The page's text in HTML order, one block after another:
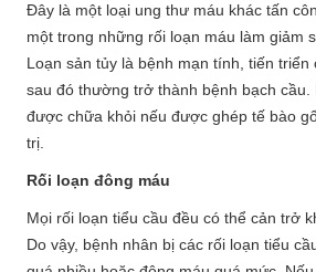
Đây là một loại ung thư máu khác tấn
một trong những rối loạn máu làm giảm
Loạn sản tủy là bệnh mạn tính, tiến triển
sau đó thường trở thành bệnh bạch cầu.
được chữa khỏi nếu được ghép tế bào
trị.
Rối loạn đông máu
Mọi rối loạn tiểu cầu đều có thể cản trở
Do vậy, bệnh nhân bị các rối loạn tiểu